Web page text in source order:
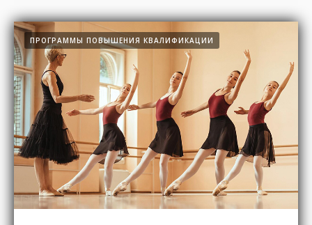
ПРОГРАММЫ ПОВЫШЕНИЯ КВАЛИФИКАЦИИ